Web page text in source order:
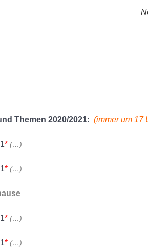
Themen 2020/2021: (immer um 17
* (…)
* (…)
* (…)
* (…)